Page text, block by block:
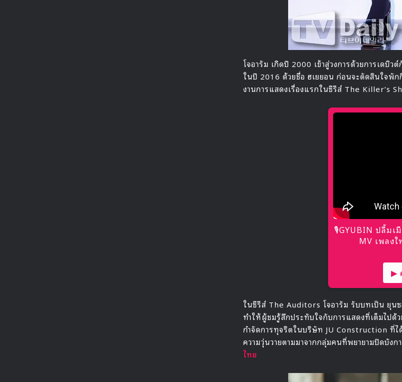
โจอารัม เกิดปี 2000 เข้าสู่วงการด้วยการเดบิ
ในปี 2016 ด้วยชื่อ ฮเยยอน ก่อนจะตัดสินใจพัก
งานการแสดงเรื่องแรกในซีรีส์ The Killer’s
🎙GYUBIN ปลื้มเ
MV เพลง
▶
ในซีรีส์ The Auditors โจอารัม รับบทเป็น ยุน
ทำให้ผู้ชมรู้สึกประทับใจกับการแสดงที่เต็มไปด้
กำจัดการทุจริตในบริษัท JU Construction ที่
ความวุ่นวายตามมาจากกลุ่มคนที่พยายามปิดบัง
ไทย